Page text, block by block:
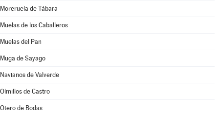
Moreruela de Tábara
Muelas de los Caballeros
Muelas del Pan
Muga de Sayago
Navianos de Valverde
Olmillos de Castro
Otero de Bodas